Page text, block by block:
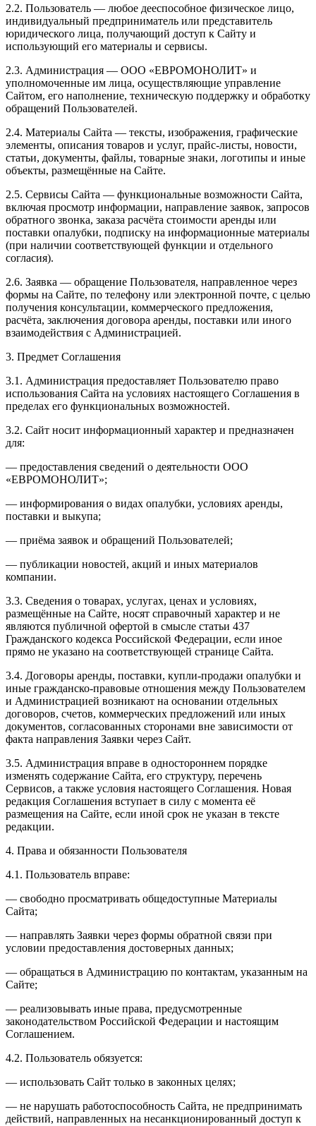
2.2. Пользователь — любое дееспособное физическое лицо,
индивидуальный предприниматель или представитель
юридического лица, получающий доступ к Сайту и
использующий его материалы и сервисы.
2.3. Администрация — ООО «ЕВРОМОНОЛИТ» и
уполномоченные им лица, осуществляющие управление
Сайтом, его наполнение, техническую поддержку и обработку
обращений Пользователей.
2.4. Материалы Сайта — тексты, изображения, графические
элементы, описания товаров и услуг, прайс-листы, новости,
статьи, документы, файлы, товарные знаки, логотипы и иные
объекты, размещённые на Сайте.
2.5. Сервисы Сайта — функциональные возможности Сайта,
включая просмотр информации, направление заявок, запросов
обратного звонка, заказа расчёта стоимости аренды или
поставки опалубки, подписку на информационные материалы
(при наличии соответствующей функции и отдельного
согласия).
2.6. Заявка — обращение Пользователя, направленное через
формы на Сайте, по телефону или электронной почте, с целью
получения консультации, коммерческого предложения,
расчёта, заключения договора аренды, поставки или иного
взаимодействия с Администрацией.
3. Предмет Соглашения
3.1. Администрация предоставляет Пользователю право
использования Сайта на условиях настоящего Соглашения в
пределах его функциональных возможностей.
3.2. Сайт носит информационный характер и предназначен
для:
— предоставления сведений о деятельности ООО
«ЕВРОМОНОЛИТ»;
— информирования о видах опалубки, условиях аренды,
поставки и выкупа;
— приёма заявок и обращений Пользователей;
— публикации новостей, акций и иных материалов
компании.
3.3. Сведения о товарах, услугах, ценах и условиях,
размещённые на Сайте, носят справочный характер и не
являются публичной офертой в смысле статьи 437
Гражданского кодекса Российской Федерации, если иное
прямо не указано на соответствующей странице Сайта.
3.4. Договоры аренды, поставки, купли-продажи опалубки и
иные гражданско-правовые отношения между Пользователем
и Администрацией возникают на основании отдельных
договоров, счетов, коммерческих предложений или иных
документов, согласованных сторонами вне зависимости от
факта направления Заявки через Сайт.
3.5. Администрация вправе в одностороннем порядке
изменять содержание Сайта, его структуру, перечень
Сервисов, а также условия настоящего Соглашения. Новая
редакция Соглашения вступает в силу с момента её
размещения на Сайте, если иной срок не указан в тексте
редакции.
4. Права и обязанности Пользователя
4.1. Пользователь вправе:
— свободно просматривать общедоступные Материалы
Сайта;
— направлять Заявки через формы обратной связи при
условии предоставления достоверных данных;
— обращаться в Администрацию по контактам, указанным на
Сайте;
— реализовывать иные права, предусмотренные
законодательством Российской Федерации и настоящим
Соглашением.
4.2. Пользователь обязуется:
— использовать Сайт только в законных целях;
— не нарушать работоспособность Сайта, не предпринимать
действий, направленных на несанкционированный доступ к